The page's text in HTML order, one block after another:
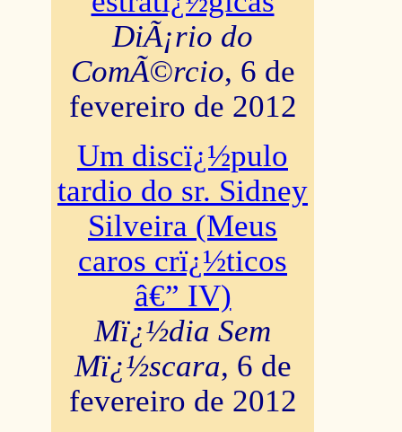
DiÃ¡rio do
ComÃ©rcio, 6 de
fevereiro de 2012
Um discï¿½pulo
tardio do sr. Sidney
Silveira (Meus
caros crï¿½ticos
â€” IV)
Mï¿½dia Sem
Mï¿½scara, 6 de
fevereiro de 2012